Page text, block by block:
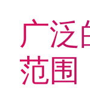
广泛
范围